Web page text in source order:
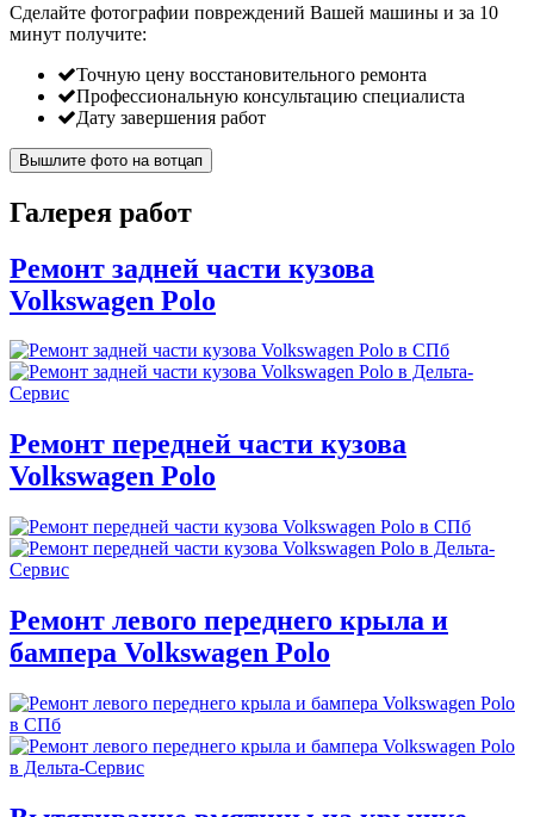
Сделайте фотографии повреждений Вашей машины и за 10
минут получите:
Точную цену восстановительного ремонта
Профессиональную консультацию специалиста
Дату завершения работ
Вышлите фото на вотцап
Галерея работ
Ремонт задней части кузова
Volkswagen Polo
Ремонт передней части кузова
Volkswagen Polo
Ремонт левого переднего крыла и
бампера Volkswagen Polo